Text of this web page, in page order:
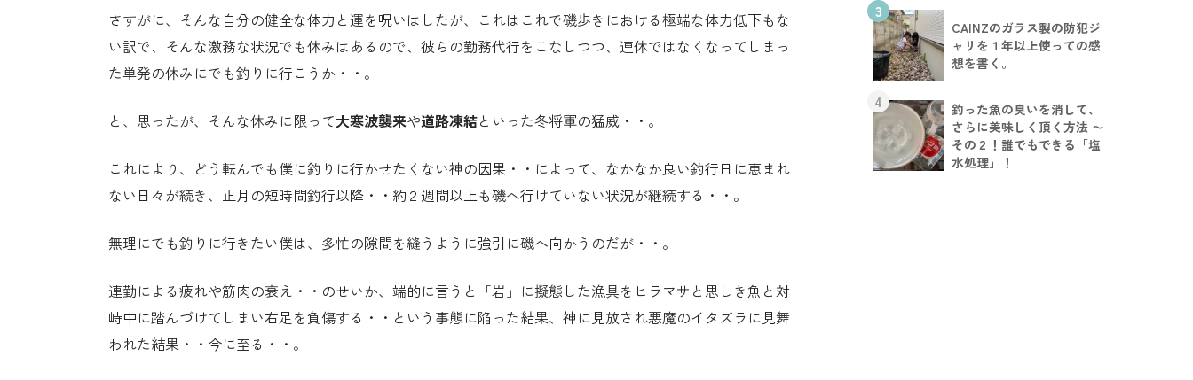
さすがに、そんな自分の健全な体力と運を呪いはしたが、これはこれで磯歩きにおける極端な体力低下もな
い訳で、そんな激務な状況でも休みはあるので、彼らの勤務代行をこなしつつ、連休ではなくなってしまっ
た単発の休みにでも釣りに行こうか・・。
と、思ったが、そんな休みに限って大寒波襲来や道路凍結といった冬将軍の猛威・・。
これにより、どう転んでも僕に釣りに行かせたくない神の因果・・によって、なかなか良い釣行日に恵まれ
ない日々が続き、正月の短時間釣行以降・・約２週間以上も磯へ行けていない状況が継続する・・。
無理にでも釣りに行きたい僕は、多忙の隙間を縫うように強引に磯へ向かうのだが・・。
連勤による疲れや筋肉の衰え・・のせいか、端的に言うと「岩」に擬態した漁具をヒラマサと思しき魚と対
峙中に踏んづけてしまい右足を負傷する・・という事態に陥った結果、神に見放され悪魔のイタズラに見舞
われた結果・・今に至る・・。
3
CAINZのガラス製の防犯ジ
ャリを１年以上使っての感
想を書く。
4
釣った魚の臭いを消して、
さらに美味しく頂く方法 〜
その２！誰でもできる「塩
水処理」！